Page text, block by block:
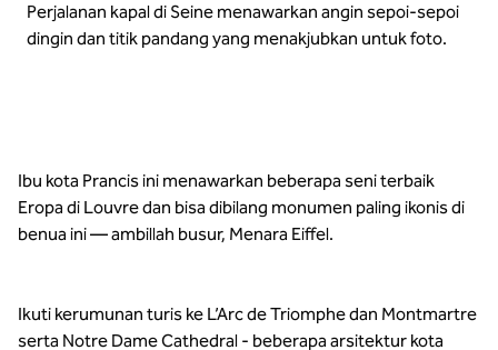
Perjalanan kapal di Seine menawarkan angin sepoi-sepoi
dingin dan titik pandang yang menakjubkan untuk foto.
Ibu kota Prancis ini menawarkan beberapa seni terbaik
Eropa di Louvre dan bisa dibilang monumen paling ikonis di
benua ini — ambillah busur, Menara Eiffel.
Ikuti kerumunan turis ke L’Arc de Triomphe dan Montmartre
serta Notre Dame Cathedral - beberapa arsitektur kota